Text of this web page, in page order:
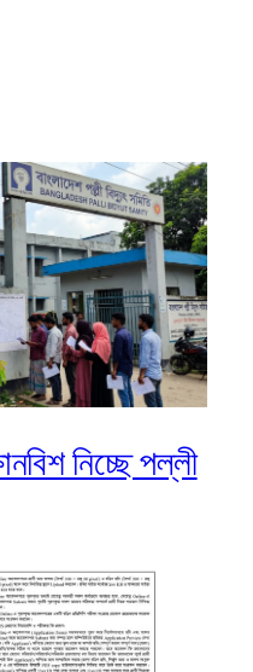
নিচ্ছে পল্লী